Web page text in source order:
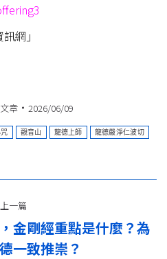
網」
章
2026/06/09
觀音山 龍德上師 龍德嚴淨仁波切
上一篇
上
金剛經重點是什麼？為
一致推崇？